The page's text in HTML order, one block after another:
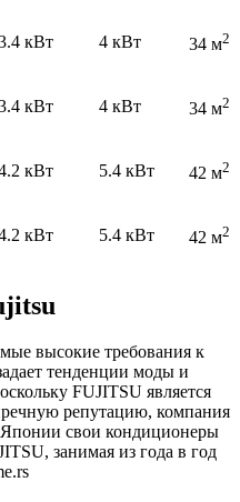
кВт 4 кВт 34 м2
кВт 4 кВт 34 м2
кВт 5.4 кВт 42 м2
кВт 5.4 кВт 42 м2
высокие требования к
тенденции моды и
FUJITSU является
репутацию, компания
свои кондиционеры
занимая из года в год